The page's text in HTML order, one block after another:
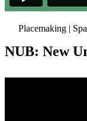
Placemaking |
NUB: New